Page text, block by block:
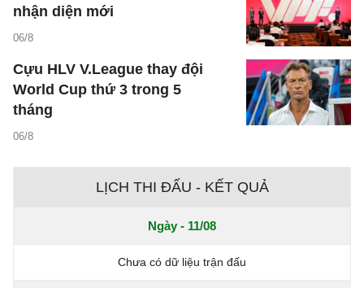
nhận diện mới
06/8
Cựu HLV V.League thay đội
World Cup thứ 3 trong 5
tháng
06/8
LỊCH THI ĐẤU - KẾT QUẢ
Ngày - 11/08
Chưa có dữ liệu trận đấu